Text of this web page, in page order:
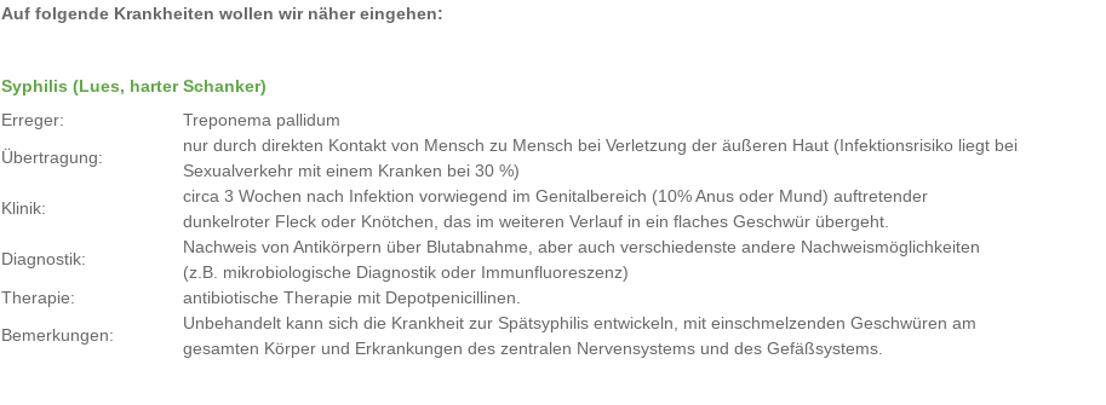
Auf folgende Krankheiten wollen wir näher eingehen:
Syphilis (Lues, harter Schanker)
Erreger:
Treponema pallidum
Übertragung:
nur durch direkten Kontakt von Mensch zu Mensch bei Verletzung der äußeren Haut (Infektionsrisiko liegt bei
Sexualverkehr mit einem Kranken bei 30 %)
Klinik:
circa 3 Wochen nach Infektion vorwiegend im Genitalbereich (10% Anus oder Mund) auftretender
dunkelroter Fleck oder Knötchen, das im weiteren Verlauf in ein flaches Geschwür übergeht.
Diagnostik:
Nachweis von Antikörpern über Blutabnahme, aber auch verschiedenste andere Nachweismöglichkeiten
(z.B. mikrobiologische Diagnostik oder Immunfluoreszenz)
Therapie:
antibiotische Therapie mit Depotpenicillinen.
Bemerkungen:
Unbehandelt kann sich die Krankheit zur Spätsyphilis entwickeln, mit einschmelzenden Geschwüren am
gesamten Körper und Erkrankungen des zentralen Nervensystems und des Gefäßsystems.